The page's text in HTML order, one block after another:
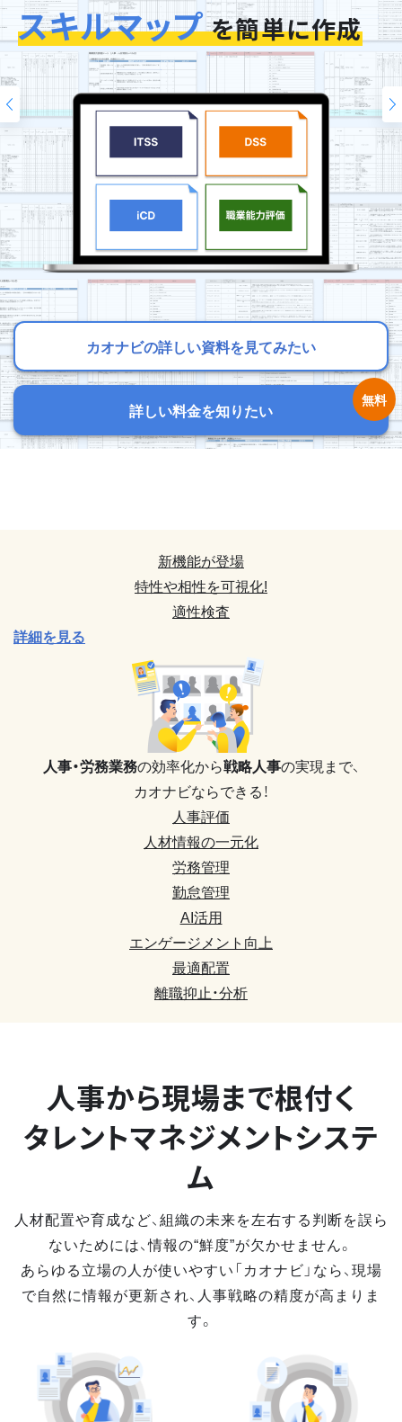
カオナビの詳しい資料を見てみたい
詳しい料金を知りたい
スキルマップ
カオナビの詳しい資料を見てみたい
詳しい料金を知りたい
そのまま再現
カオナビの詳しい資料を見てみたい
詳しい料金を知りたい
新機能が登場
特性や相性を可視化!
適性検査
詳細を見る
人事・労務業務の効率化から戦略人事の実現まで、
カオナビならできる！
人事評価
人材情報の一元化
労務管理
勤怠管理
AI活用
エンゲージメント向上
最適配置
離職抑止・分析
人事から現場まで根付く
タレントマネジメントシステ
ム
人材配置や育成など、組織の未来を左右する判断を誤ら
ないためには、情報の“鮮度”が欠かせません。
あらゆる立場の人が使いやすい「カオナビ」なら、現場
で自然に情報が更新され、人事戦略の精度が高まりま
す。